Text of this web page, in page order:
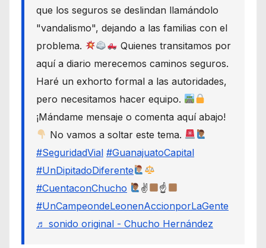
que los seguros se deslindan llamándolo
"vandalismo", dejando a las familias con el
problema.
Quienes transitamos por
aquí a diario merecemos caminos seguros.
Haré un exhorto formal a las autoridades,
pero necesitamos hacer equipo.
¡Mándame mensaje o comenta aquí abajo!
No vamos a soltar este tema.
#SeguridadVial #GuanajuatoCapital
#UnDipitadoDiferente
#CuentaconChucho
✌
☝
#UnCampeondeLeonenAccionporLaGente
♬ sonido original - Chucho Hernández